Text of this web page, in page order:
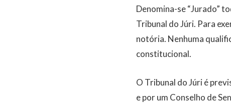
Denomina-se “Jurado”
Tribunal do Júri. Para
notória. Nenhuma
constitucional.
O Tribunal do Júri é
e por um Conselho de